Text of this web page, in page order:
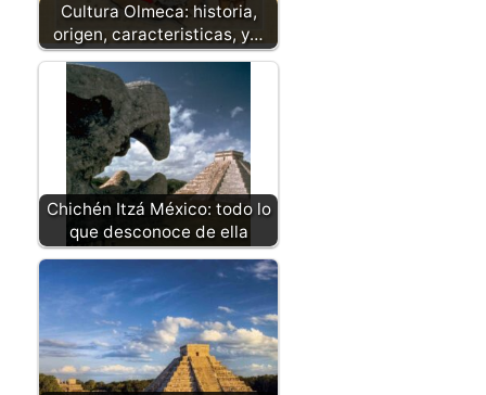
Cultura Olmeca: historia,
origen, caracteristicas, y…
Chichén Itzá México: todo lo
que desconoce de ella